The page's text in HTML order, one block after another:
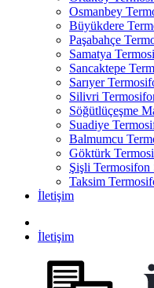
Osmanbey
Büyükdere
Paşabahçe
Samatya
Sancaktepe
Sarıyer
Silivri
Söğütlüçeşme
Suadiye
Balmumcu
Göktürk
Şişli Termosifon
Taksim
İletişim
İletişim